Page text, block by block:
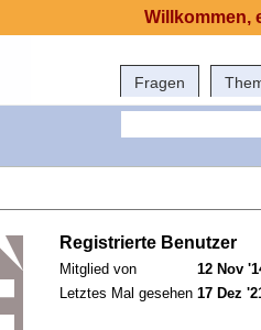
Fragen
Registrierte Benutzer
Mitglied von
12 Nov
Letztes Mal gesehen 17 Dez
Willkommen,